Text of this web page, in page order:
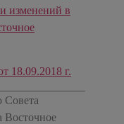
изменений в
18.09.2018 г.
Восточное